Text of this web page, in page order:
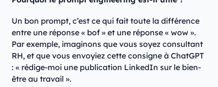
Un bon prompt, c’est ce qui fait toute la différence
entre une réponse « bof » et une réponse « wow ».
Par exemple, imaginons que vous soyez consultant
RH, et que vous envoyiez cette consigne à ChatGPT
: « rédige-moi une publication LinkedIn sur le bien-
être au travail ».